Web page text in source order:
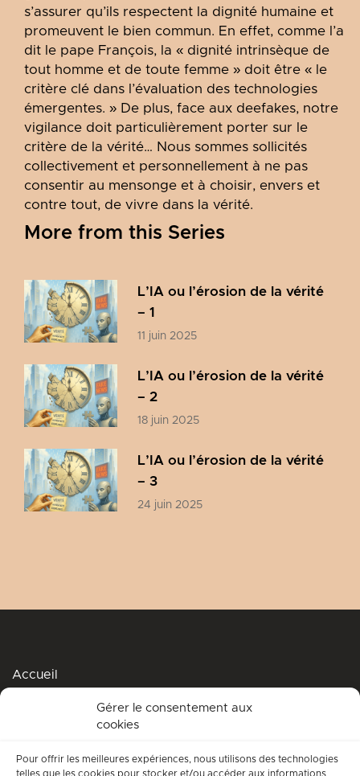
Gérer le consentement aux
cookies
Pour offrir les meilleures expériences, nous utilisons des technologies
telles que les cookies pour stocker et/ou accéder aux informations
s’assurer qu’ils respectent la dignité humaine et
promeuvent le bien commun. En effet, comme l’a
dit le pape François, la « dignité intrinsèque de
tout homme et de toute femme » doit être « le
critère clé dans l’évaluation des technologies
émergentes. » De plus, face aux deefakes, notre
vigilance doit particulièrement porter sur le
critère de la vérité… Nous sommes sollicités
collectivement et personnellement à ne pas
consentir au mensonge et à choisir, envers et
contre tout, de vivre dans la vérité.
More from this Series
L’IA ou l’érosion de la vérité
– 1
11 juin 2025
L’IA ou l’érosion de la vérité
– 2
18 juin 2025
L’IA ou l’érosion de la vérité
– 3
24 juin 2025
Accueil
Accompagnement spirituel